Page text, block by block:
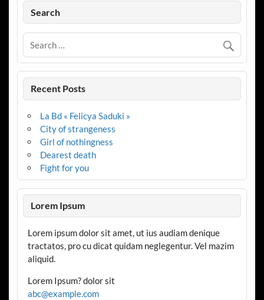
Search
Recent Posts
La Bd « Felicya Saduki »
City of strangeness
Girl of nothingness
Dearest death
Fight for you
Lorem Ipsum
Lorem ipsum dolor sit amet, ut ius audiam denique
tractatos, pro cu dicat quidam neglegentur. Vel mazim
aliquid.
Lorem Ipsum? dolor sit
abc@example.com